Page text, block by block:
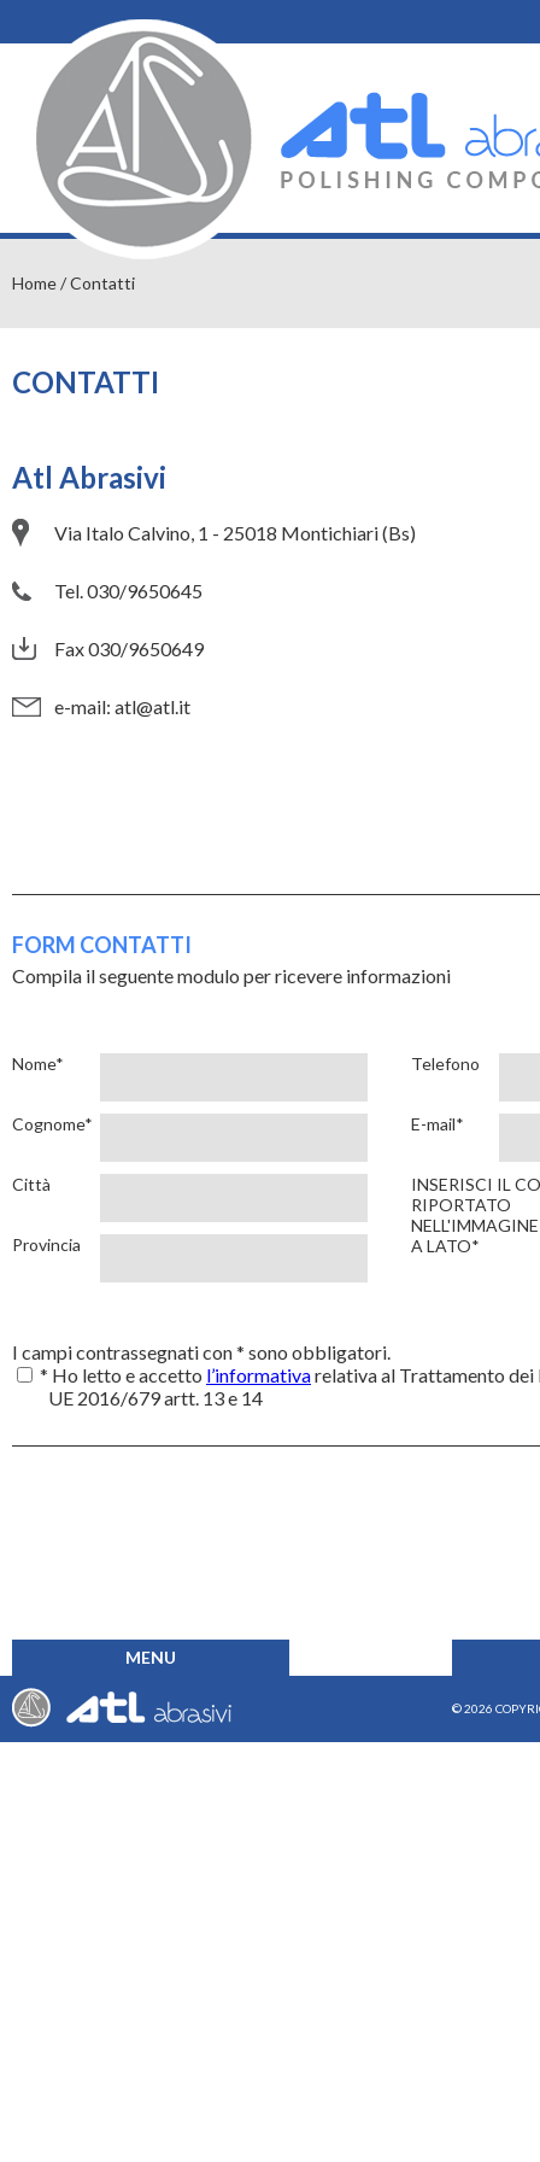
Home/ Contatti
CONTATTI
Atl Abrasivi
Via Italo Calvino, 1 - 25018 Montichiari (Bs)
Tel. 030/9650645
Fax 030/9650649
e-mail: atl@atl.it
FORM CONTATTI
Compila il seguente modulo per ricevere informazioni
Nome*
Cognome*
Città
Provincia
Telefono
E-mail*
INSERISCI IL
RIPORTATO
A LATO*
I campi contrassegnati con * sono obbligatori.
* Ho letto e accetto l’informativarelativa al Trattamento dei
UE 2016/679 artt. 13 e 14
MENU
© 2026